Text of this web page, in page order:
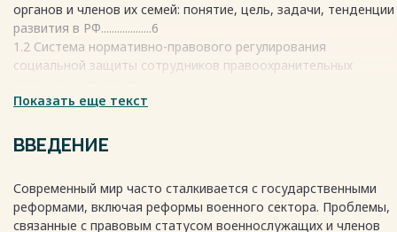
органов и членов их семей: понятие, цель, задачи, тенденции
развития в РФ...................6
1.2 Система нормативно-правового регулирования
социальной защиты сотрудников правоохранительных
семей.......................................................................................................................15
правоохранительных органов и членов их
семей...............................................25
довольствия, компенсаций и иных выплат детям
военнослужащих.......................................25
Показать еще текст
ВВЕДЕНИЕ
Современный мир часто сталкивается с государственными
реформами, включая реформы военного сектора. Проблемы,
связанные с правовым статусом военнослужащих и членов